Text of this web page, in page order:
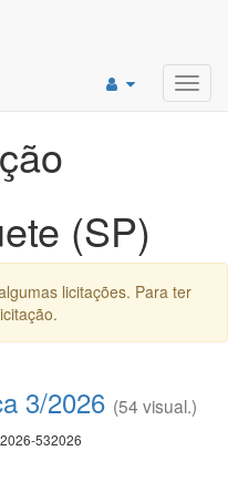
(SP)
licitações. Para ter
3/2026 (54 visual.)
532026